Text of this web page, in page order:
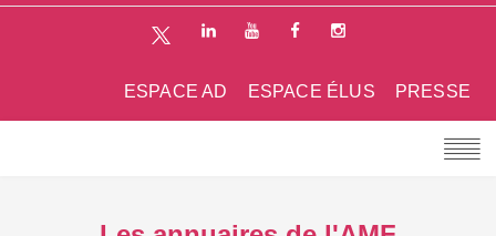
PRESSE
ESPACE ÉLUS
ESPACE AD